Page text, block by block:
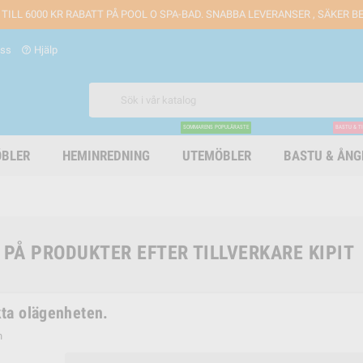
TILL 6000 KR RABATT PÅ POOL O SPA-BAD. SNABBA LEVERANSER , SÄKER
help_outline Hjälp
HEMINREDNING UTEMÖBLER
SOMMARENS POPULÄRASTE
BASTU &
BASTU &
PRODUKTER EFTER TILLVERKARE KIPIT
olägenheten.